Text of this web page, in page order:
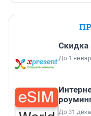
Скидка
До 1
До 31